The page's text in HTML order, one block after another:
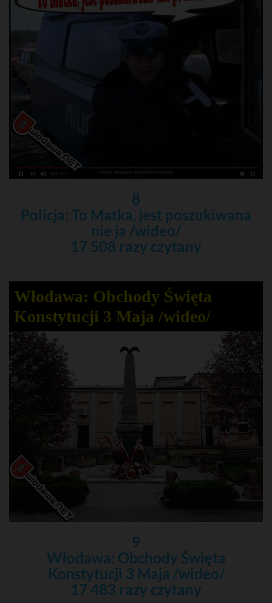
8
Policja: To Matka, jest poszukiwana
nie ja /wideo/
17 508 razy czytany
Włodawa: Obchody Święta
Konstytucji 3 Maja /wideo/
9
Włodawa: Obchody Święta
Konstytucji 3 Maja /wideo/
17 483 razy czytany